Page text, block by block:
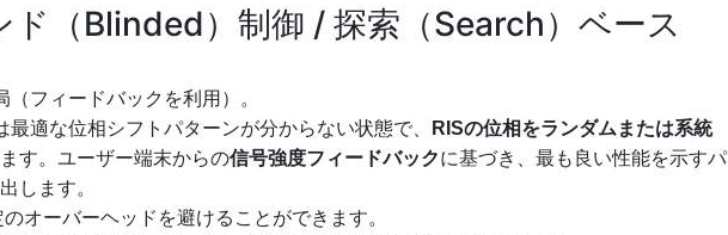
ド（Blinded）制御 / 探索（Search）ベース
（フィードバックを利用）。
最適な位相シフトパターンが分からない状態で、
RISの位相をランダムまたは系統
す。ユーザー端末からの信号強度フィードバックに基づき、最も良い性能を示すパ
します。
オーバーヘッドを避けることができます。